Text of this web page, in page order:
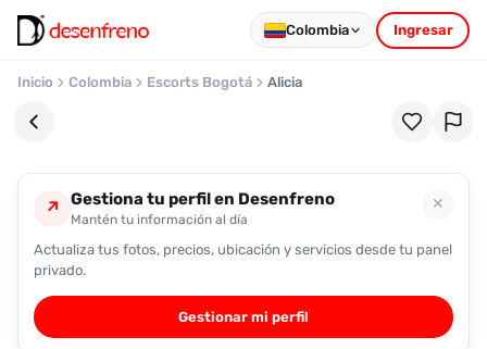
Colombia Ingresar
Inicio Colombia Escorts Bogotá Alicia
Favoritos
Pronto
podrás
↗ Gestiona tu perfil en Desenfreno
Mantén tu información al día
✕
Actualiza tus fotos, precios, ubicación y servicios desde tu panel
privado.
Gestionar mi perfil